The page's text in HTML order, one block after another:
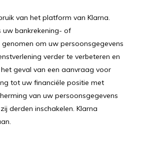
van het platform van Klarna.
uw bankrekening- of
om uw persoonsgegevens
verder te verbeteren en
geval van een aanvraag voor
tot uw financiële positie met
van uw persoonsgegevens
derden inschakelen. Klarna